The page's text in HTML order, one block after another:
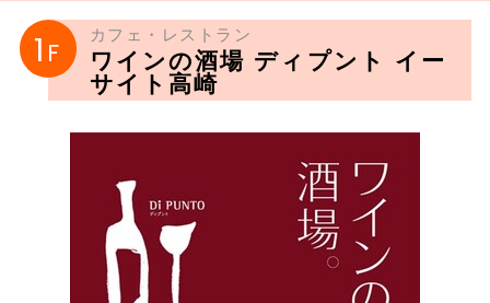
イベント&ニュース
ショップニュース
営業案内・アクセス
1 F
カフェ・レストラン
ワインの酒場 ディプント イー
サイト高崎